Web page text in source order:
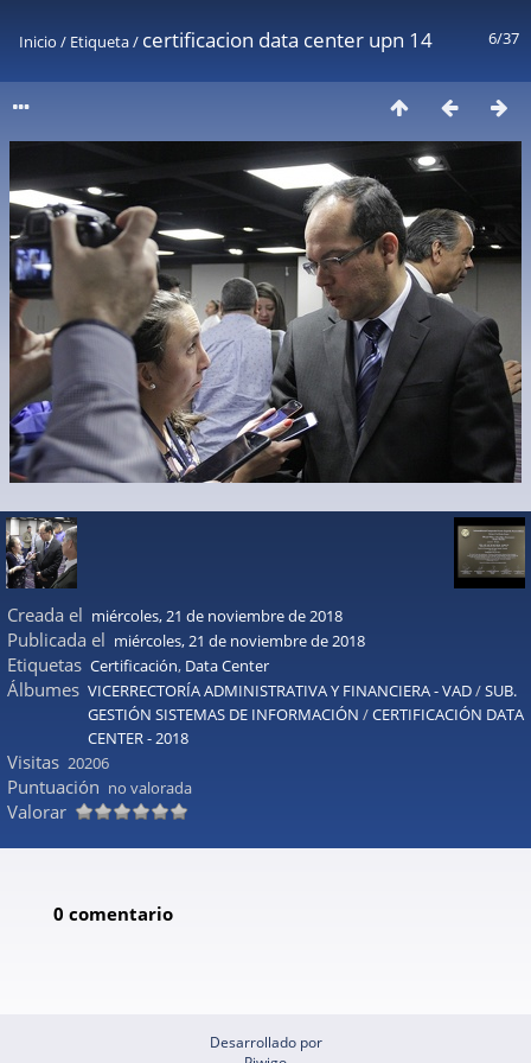
6/37
Inicio / Etiqueta/ certificacion data center upn 14
Creada el miércoles, 21 de noviembre de 2018
Publicada el miércoles, 21 de noviembre de 2018
Etiquetas Certificación, Data Center
Álbumes VICERRECTORÍA ADMINISTRATIVA Y FINANCIERA - VAD/SUB.
GESTIÓN SISTEMAS DE INFORMACIÓN /CERTIFICACIÓN DATA
CENTER - 2018
Visitas 20206
Puntuación no valorada
Valorar
0 comentario
Desarrollado por